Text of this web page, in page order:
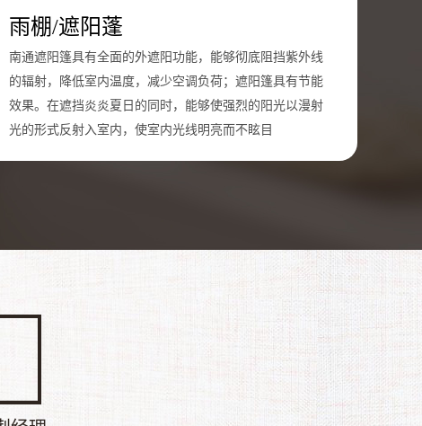
雨棚/遮阳蓬
南通遮阳篷具有全面的外遮阳功能，能够彻底阻挡紫外线
的辐射，降低室内温度，减少空调负荷；遮阳篷具有节能
效果。在遮挡炎炎夏日的同时，能够使强烈的阳光以漫射
光的形式反射入室内，使室内光线明亮而不眩目